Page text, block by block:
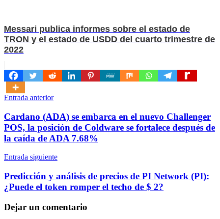
Messari publica informes sobre el estado de
TRON y el estado de USDD del cuarto trimestre de
2022
Navegación
de
entradas
Entrada anterior
Cardano (ADA) se embarca en el nuevo Challenger
POS, la posición de Coldware se fortalece después de
la caída de ADA 7.68%
Entrada siguiente
Predicción y análisis de precios de PI Network (PI):
¿Puede el token romper el techo de $ 2?
Dejar un comentario